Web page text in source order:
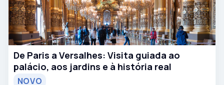
De Paris a Versalhes: Visita guiada ao
palácio, aos jardins e à história real
NOVO